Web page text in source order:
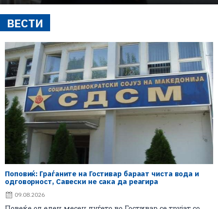
ВЕСТИ
Поповиќ: Граѓаните на Гостивар бараат чиста вода и
одговорност, Савески не сака да реагира
09.08.2026